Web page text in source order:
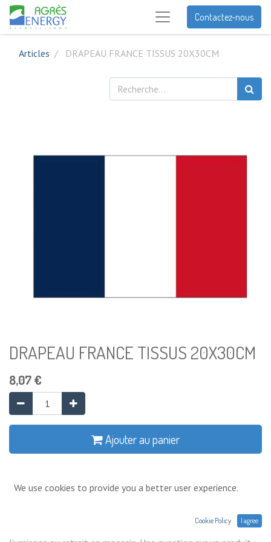
Contactez-nous
Articles DRAPEAU FRANCE TISSUS 20X30CM
DRAPEAU FRANCE TISSUS 20X30CM
8,07€
Ajouter au panier
Prix exprimés Hors TVA. Expéditions,
We use cookies to provide you a better user experience.
Cookie Policy I agree